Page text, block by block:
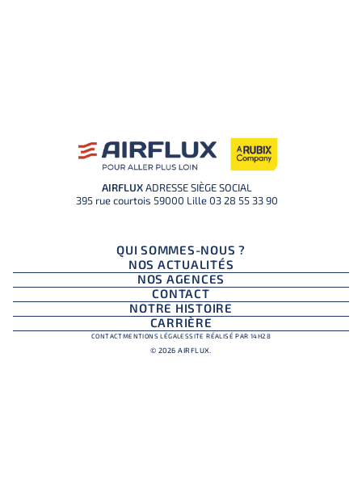
AIRFLUXADRESSE SIÈGE SOCIAL
395 rue courtois 59000 Lille03 28 55 33 90
QUI SOMMES-NOUS ?
NOS AGENCES
NOTRE HISTOIRE
NOS ACTUALITÉS
CONTACT
CARRIÈRE
© 2026 AIRFLUX.
CONTACTMENTIONS LÉGALESSITE RÉALISÉ PAR 14H28